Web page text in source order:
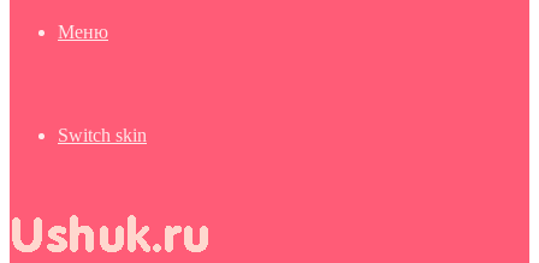
Меню
Switch skin